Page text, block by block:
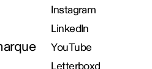
Instagram
LinkedIn
YouTube
Letterboxd